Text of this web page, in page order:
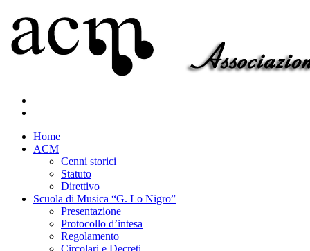
Home
ACM
Cenni storici
Statuto
Direttivo
Scuola di Musica “G. Lo Nigro”
Presentazione
Protocollo d’intesa
Regolamento
Circolari e Decreti